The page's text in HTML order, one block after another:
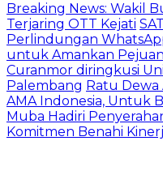
Breaking News: Wakil
Terjaring OTT Kejati
Perlindungan
untuk Amankan
Curanmor diringkusi
Palembang Ratu Dewa
AMA Indonesia, Untuk
Muba Hadiri
Komitmen Benahi